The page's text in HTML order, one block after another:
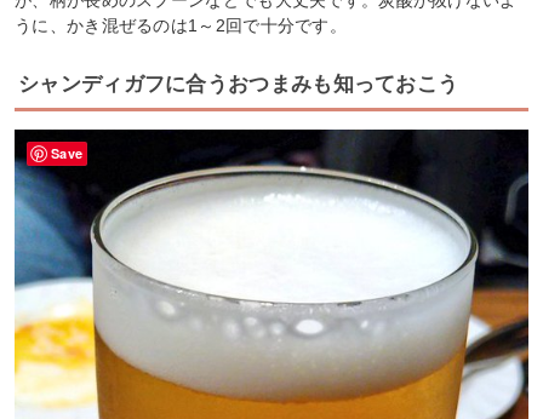
うに、かき混ぜるのは1～2回で十分です。
シャンディガフに合うおつまみも知っておこう
Save